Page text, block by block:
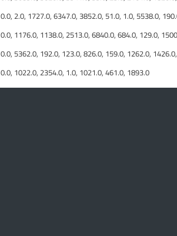
0.0, 2.0, 1727.0, 6347.0, 3852.0, 51.0, 1.0, 5538.0,
0.0, 1176.0, 1138.0, 2513.0, 6840.0, 684.0, 129.0,
0.0, 5362.0, 192.0, 123.0, 826.0, 159.0, 1262.0,
0.0, 1022.0, 2354.0, 1.0, 1021.0, 461.0, 1893.0